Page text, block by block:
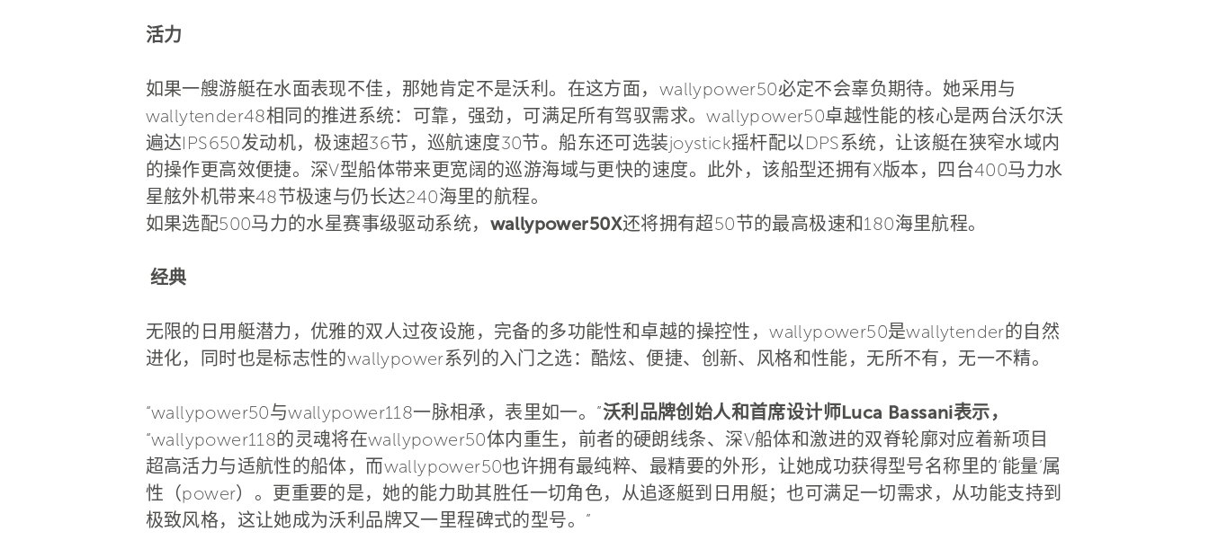
活力
如果一艘游艇在水面表现不佳，那她肯定不是沃利。在这方面，wallypower50必定不会辜负期待。她采用与
wallytender48相同的推进系统：可靠，强劲，可满足所有驾驭需求。wallypower50卓越性能的核心是两台沃尔沃
遍达IPS650发动机，极速超36节，巡航速度30节。船东还可选装joystick摇杆配以DPS系统，让该艇在狭窄水域内
的操作更高效便捷。深V型船体带来更宽阔的巡游海域与更快的速度。此外，该船型还拥有X版本，四台400马力水
星舷外机带来48节极速与仍长达240海里的航程。
如果选配500马力的水星赛事级驱动系统， wallypower50X还将拥有超50节的最高极速和180海里航程。
经典
无限的日用艇潜力，优雅的双人过夜设施，完备的多功能性和卓越的操控性，wallypower50是wallytender的自然
进化，同时也是标志性的wallypower系列的入门之选：酷炫、便捷、创新、风格和性能，无所不有，无一不精。
“wallypower50与wallypower118一脉相承，表里如一。”沃利品牌创始人和首席设计师Luca Bassani表示，
“wallypower118的灵魂将在wallypower50体内重生，前者的硬朗线条、深V船体和激进的双脊轮廓对应着新项目
超高活力与适航性的船体，而wallypower50也许拥有最纯粹、最精要的外形，让她成功获得型号名称里的‘能量’属
性（power）。更重要的是，她的能力助其胜任一切角色，从追逐艇到日用艇；也可满足一切需求，从功能支持到
极致风格，这让她成为沃利品牌又一里程碑式的型号。”